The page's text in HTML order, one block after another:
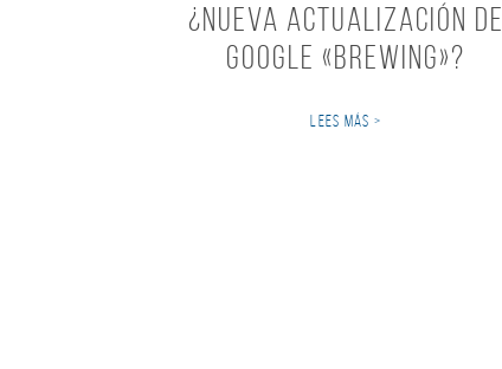
¿Nueva Actualización de
GOOGLE «BREWING»?
LEES MÁS >